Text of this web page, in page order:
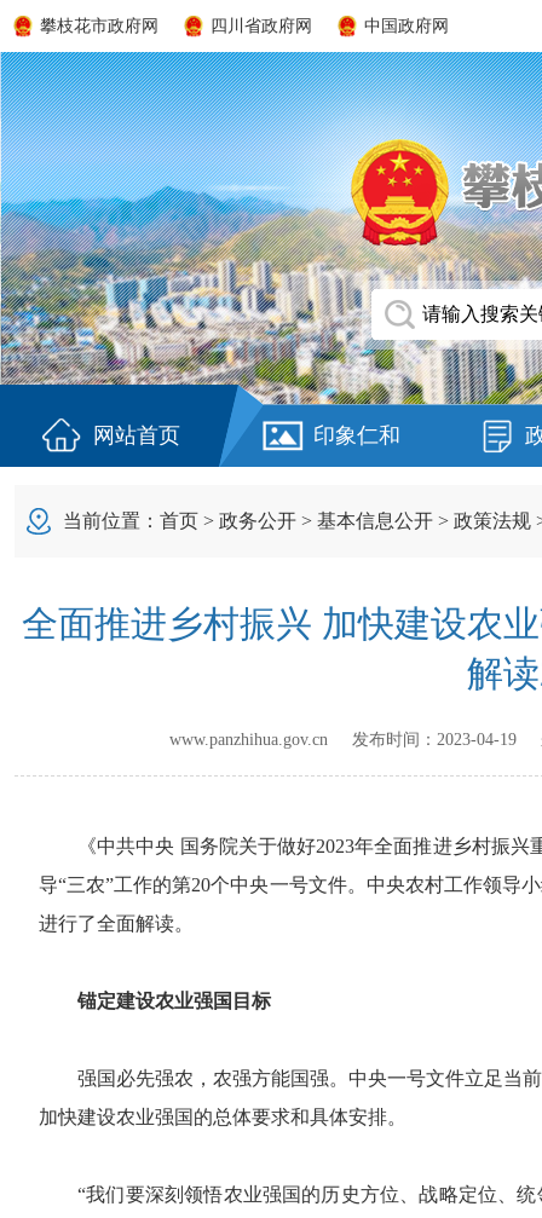
攀枝花市政府网 四川省政府网 中国政府网
网站首页 印象仁和
当前位置： 首页 > 政务公开 > 基本信息公开 > 政策法规
全面推进乡村振兴 加快建设农
解
www.panzhihua.gov.cn 发布时间： 2023-04-19
《中共中央 国务院关于做好2023年全面推进乡村振
导“三农”工作的第20个中央一号文件。中央农村工作领导
进行了全面解读。
锚定建设农业强国目标
强国必先强农，农强方能国强。中央一号文件立足当
加快建设农业强国的总体要求和具体安排。
“我们要深刻领悟农业强国的历史方位、战略定位、